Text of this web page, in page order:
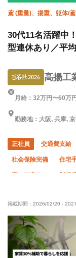
鳶 (重量)、揚重、躯体/
30代11名活躍中
型連休あり／平
高揚工
月給：32万円〜60万円
勤務地：大阪, 兵庫,
正社員 交通費支給
社会保険完備 住宅
研修制度あり 未経
残業月10時間以下
夏季休暇 転勤なし
掲載期間： 2026/02/20 -